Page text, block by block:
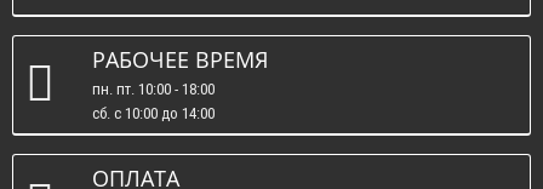
РАБОЧЕЕ ВРЕМЯ
пн. пт. 10:00 - 18:00
сб. c 10:00 до 14:00
вс. : выходные.
ОПЛАТА